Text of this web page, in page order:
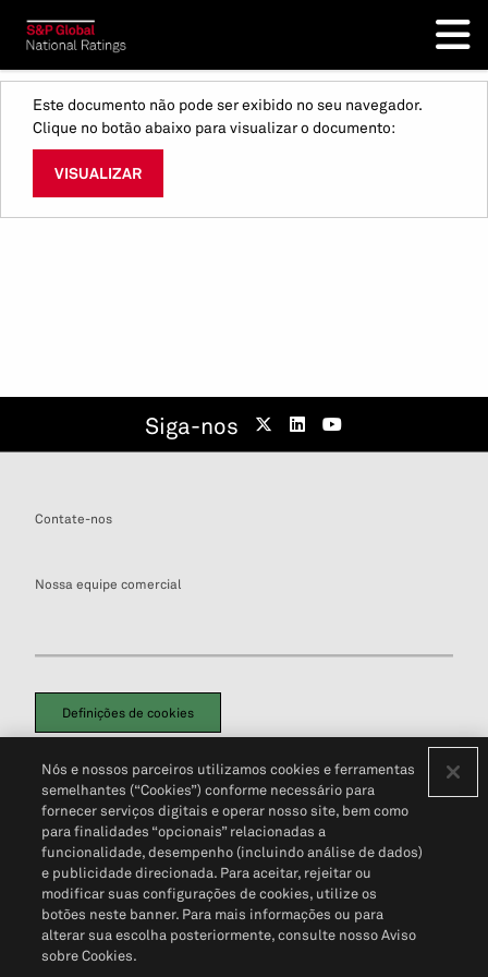
Este documento não pode ser exibido no seu navegador.
Clique no botão abaixo para visualizar o documento:
VISUALIZAR
Siga-nos
Contate-nos
Nossa equipe comercial
Definições de cookies
Política de PrivacidadePortal de privacidade do cliente (em inglês)
Não Venda Minhas Informações Pessoais© 2026 S&P Global
Nós e nossos parceiros utilizamos cookies e ferramentas
semelhantes (“Cookies”) conforme necessário para
fornecer serviços digitais e operar nosso site, bem como
para finalidades “opcionais” relacionadas a
funcionalidade, desempenho (incluindo análise de dados)
e publicidade direcionada. Para aceitar, rejeitar ou
modificar suas configurações de cookies, utilize os
botões neste banner. Para mais informações ou para
alterar sua escolha posteriormente, consulte nosso Aviso
sobre Cookies.